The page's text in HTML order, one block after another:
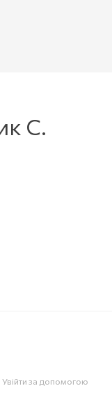
С.
Увійти за допомогою